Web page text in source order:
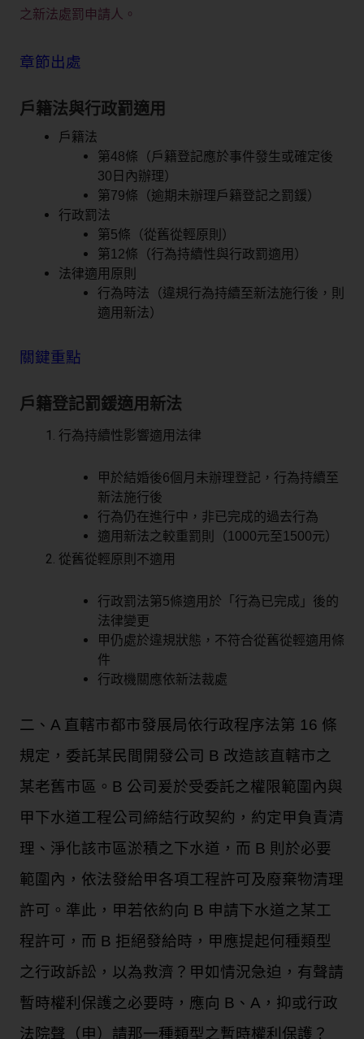
之新法處罰申請人。
章節出處
戶籍法與行政罰適用
戶籍法
第48條（戶籍登記應於事件發生或確定後
30日內辦理）
第79條（逾期未辦理戶籍登記之罰鍰）
行政罰法
第5條（從舊從輕原則）
第12條（行為持續性與行政罰適用）
法律適用原則
行為時法（違規行為持續至新法施行後，則
適用新法）
關鍵重點
戶籍登記罰鍰適用新法
行為持續性影響適用法律
甲於結婚後6個月未辦理登記，行為持續至
新法施行後
行為仍在進行中，非已完成的過去行為
適用新法之較重罰則（1000元至1500元）
從舊從輕原則不適用
行政罰法第5條適用於「行為已完成」後的
法律變更
甲仍處於違規狀態，不符合從舊從輕適用條
件
行政機關應依新法裁處
二、A 直轄市都市發展局依行政程序法第 16 條
規定，委託某民間開發公司 B 改造該直轄市之
某老舊市區。B 公司爰於受委託之權限範圍內與
甲下水道工程公司締結行政契約，約定甲負責清
理、淨化該市區淤積之下水道，而 B 則於必要
範圍內，依法發給甲各項工程許可及廢棄物清理
許可。準此，甲若依約向 B 申請下水道之某工
程許可，而 B 拒絕發給時，甲應提起何種類型
之行政訴訟，以為救濟？甲如情況急迫，有聲請
暫時權利保護之必要時，應向 B、A，抑或行政
法院聲（申）請那一種類型之暫時權利保護？